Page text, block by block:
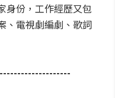
身份，工作經歷又包
、電視劇編劇、歌詞